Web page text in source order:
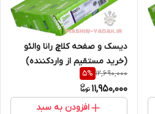
دیسک و صفحه کلاچ رانا والئو
(خرید مستقیم از واردکننده)
12,690,000
5%
11,950,000
افزودن به سبد